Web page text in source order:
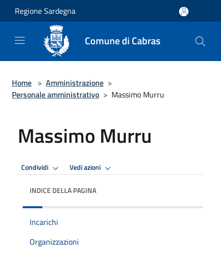
Salta al contenuto principale
Regione Sardegna
Comune di Cabras
Home > Amministrazione >
Personale amministrativo > Massimo Murru
Massimo Murru
Condividi Vedi azioni
INDICE DELLA PAGINA
Incarichi
Organizzazioni